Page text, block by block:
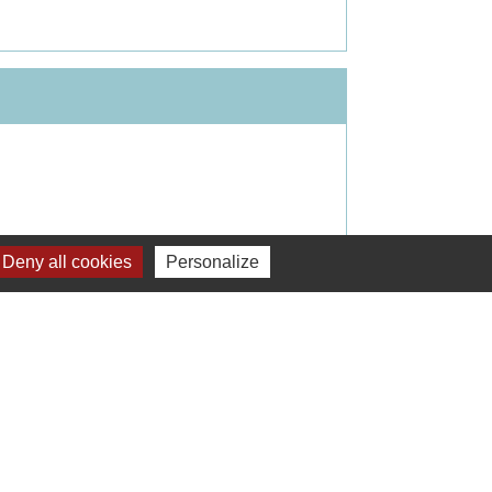
Deny all cookies Personalize